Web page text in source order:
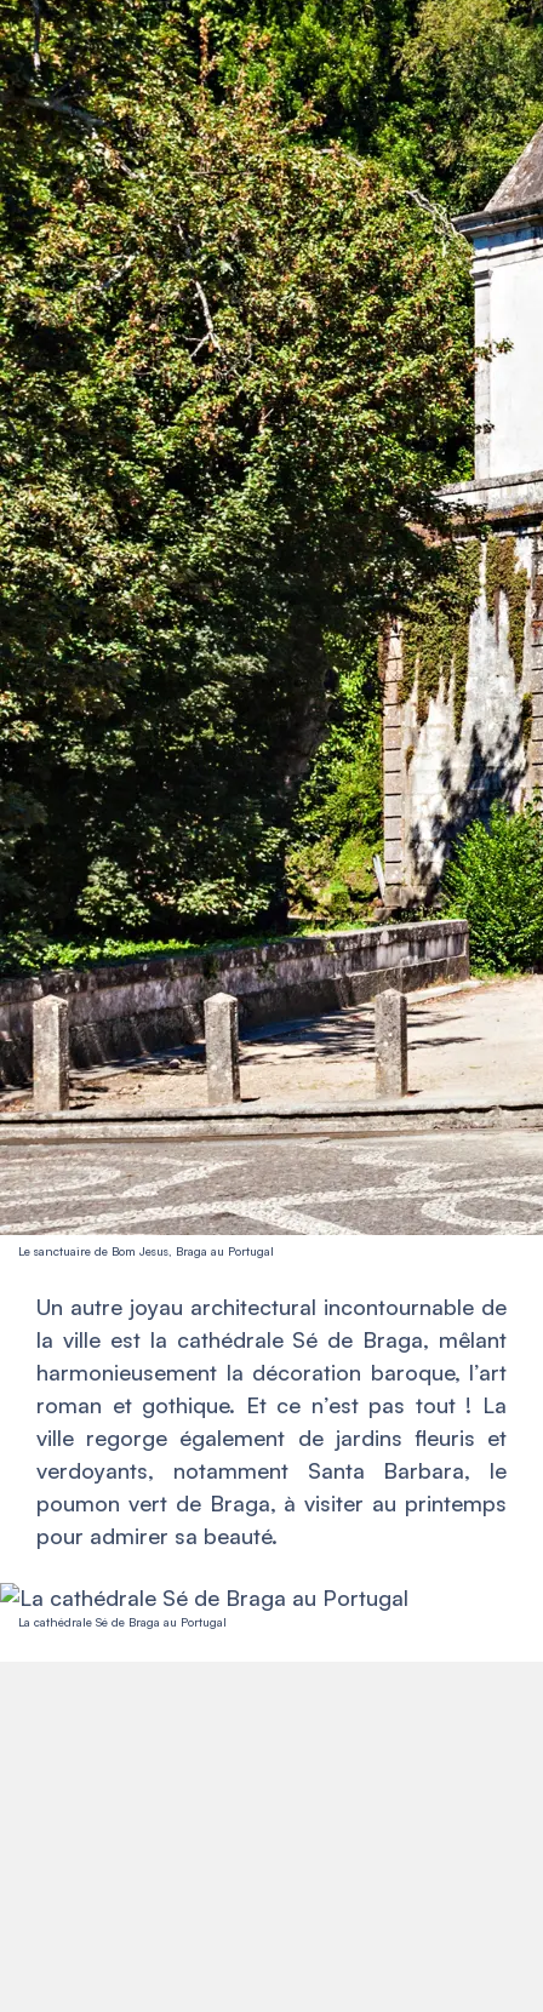
Le sanctuaire de Bom Jesus, Braga au Portugal
Un autre joyau architectural incontournable de
la ville est la cathédrale Sé de Braga, mêlant
harmonieusement la décoration baroque, l’art
roman et gothique. Et ce n’est pas tout ! La
ville regorge également de jardins fleuris et
verdoyants, notamment Santa Barbara, le
poumon vert de Braga, à visiter au printemps
pour admirer sa beauté.
La cathédrale Sé de Braga au Portugal